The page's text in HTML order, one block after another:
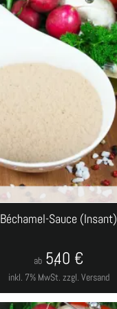
Béchamel-Sauce (Insant)
inkl. 7% MwSt. zzgl. Versand
ab 5,40 €